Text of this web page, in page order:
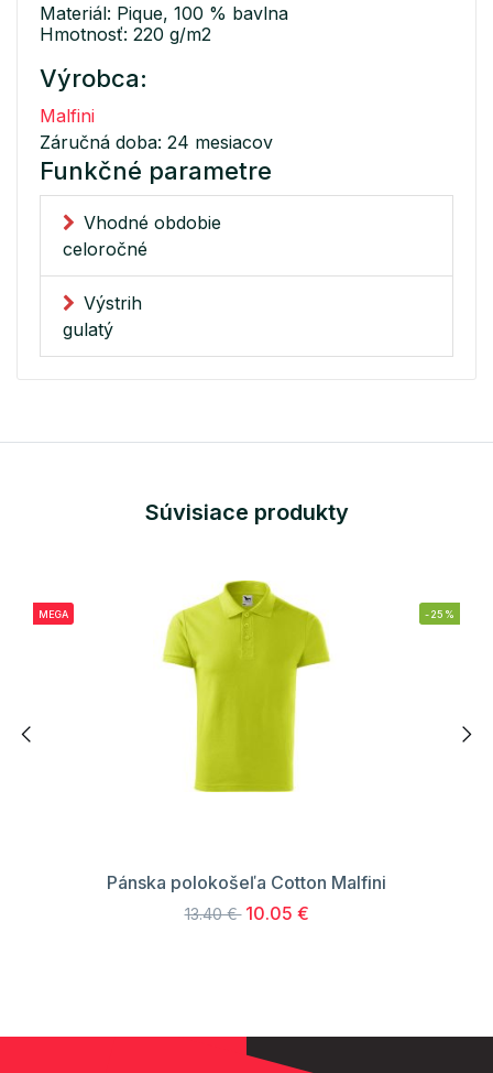
Materiál: Pique, 100 % bavlna
Hmotnosť: 220 g/m2
Výrobca:
Malfini
Záručná doba: 24 mesiacov
Funkčné parametre
Vhodné obdobie
celoročné
Výstrih
gulatý
Súvisiace produkty
MEGA -25%
Pánska polokošeľa Cotton Malfini
13.40 € 10.05 €